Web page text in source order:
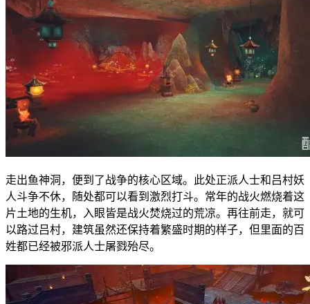
走出鱼神洞，便到了战争的核心区域。此处正派人士和吕村妖
人斗争不休，随处都可以看到激烈打斗。常年的战火燃烧着这
片土地的生机，入眼皆是战火焚烧过的荒凉。再往前走，就可
以路过吕村，建筑虽然还保持着繁盛时期的样子，但里面的百
姓都已经被邪派人士屠戮殆尽。